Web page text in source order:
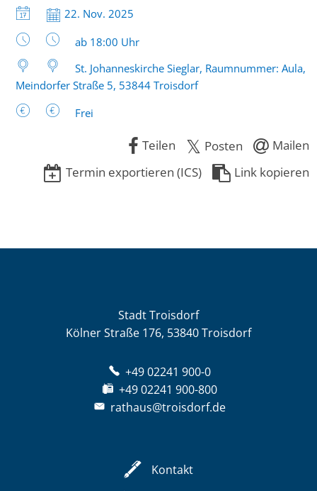
Datum:
22. Nov. 2025
Uhrzeit:
ab 18:00 Uhr
St. Johanneskirche Sieglar, Raumnummer: Aula,
Meindorfer Straße 5, 53844 Troisdorf
Frei
Teilen Posten
Mailen
Termin exportieren (ICS)
Link kopieren
Stadt Troisdorf
Kölner Straße 176, 53840 Troisdorf
+49 02241 900-0
+49 02241 900-800
rathaus@troisdorf.de
Kontakt